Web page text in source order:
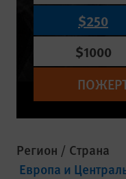
$250
$1000
Регион / Страна
Европа и